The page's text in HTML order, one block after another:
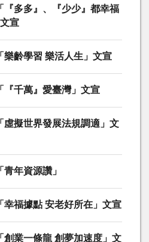
多多』、『少少』都幸福
宣
齡學習 樂活人生」文宣
千萬』愛臺灣」文宣
擬世界發展法規調適」文
年資源讚」
福據點 安老好所在」文宣
業一條龍 創夢加速度」文